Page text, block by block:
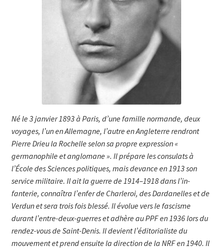
Né le 3 janvier 1893 à Paris, d’une famille normande, deux
voyages, l’un en Allemagne, l’autre en Angleterre rendront
Pierre Drieu la Rochelle selon sa propre expression «
germanophile et anglomane ». Il prépare les consulats à
l’École des Sciences politiques, mais devance en 1913 son
service militaire. Il ait la guerre de 1914–1918 dans l’in­
fanterie, connaîtra l’enfer de Charleroi, des Dardanelles et de
Verdun et sera trois fois blessé. Il évolue vers le fascisme
durant l’entre-deux-guerres et adhère au PPF en 1936 lors du
rendez-vous de Saint-Denis. Il devient l’éditorialiste du
mouvement et prend ensuite la direction de la NRF en 1940. Il